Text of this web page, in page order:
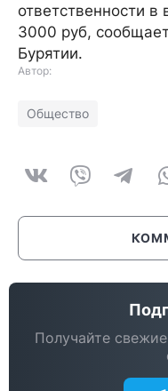
ответственности
3000 руб,
Бурятии.
Автор:
Общество
Получайте